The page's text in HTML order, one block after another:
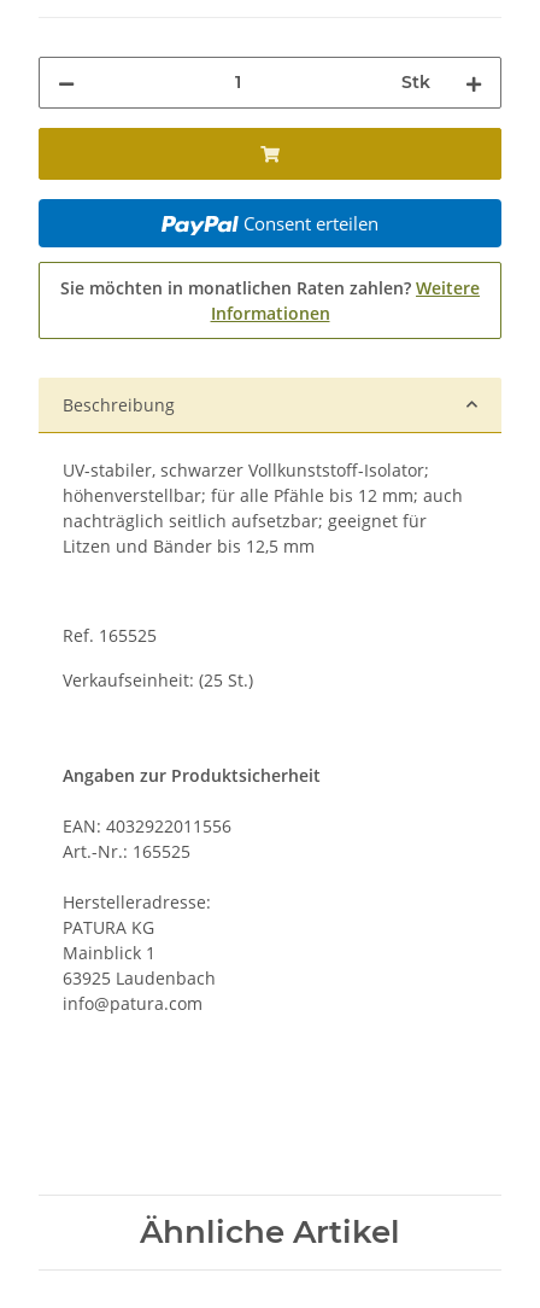
Stk
Consent erteilen
Sie möchten in monatlichen Raten zahlen? Weitere
Informationen
Beschreibung
UV-stabiler, schwarzer Vollkunststoff-Isolator;
höhenverstellbar; für alle Pfähle bis 12 mm; auch
nachträglich seitlich ­aufsetzbar; geeignet für
Litzen und Bänder bis 12,5 mm
Ref. 165525
Verkaufseinheit: (25 St.)
Angaben zur Produktsicherheit
EAN: 4032922011556
Art.-Nr.: 165525
Herstelleradresse:
PATURA KG
Mainblick 1
63925 Laudenbach
info@patura.com
Ähnliche Artikel